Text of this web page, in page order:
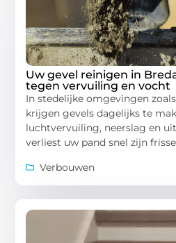
Uw gevel reinigen in
tegen vervuiling en vocht
In stedelijke omgevingen
krijgen gevels dagelijks te
luchtvervuiling, neerslag en
verliest uw pand snel zijn frisse
Verbouwen